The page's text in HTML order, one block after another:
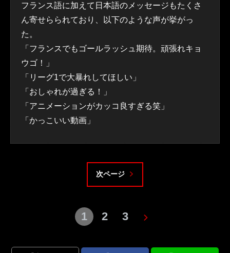
フランス語に加えて日本語のメッセージもたくさ
ん寄せらられており、以下のような声が挙がっ
た。
「フランスでもゴールラッシュ期待。頑張れキョ
ウゴ！」
「リーグ1で大暴れしてほしい」
「おしゃれが過ぎる！」
「アニメーションがカッコ良すぎる笑」
「かっこいい動画」
次ページ
1 2 3